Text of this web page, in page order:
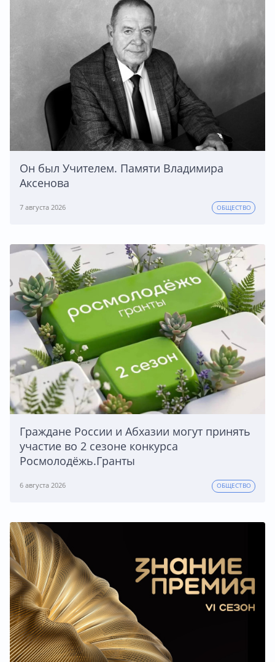
Он был Учителем. Памяти Владимира
Аксенова
7 августа 2026 ОБЩЕСТВО
Граждане России и Абхазии могут принять
участие во 2 сезоне конкурса
Росмолодёжь.Гранты
6 августа 2026 ОБЩЕСТВО